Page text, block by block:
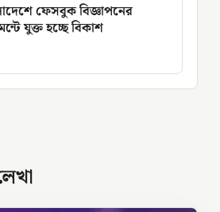
ফেসবুক বিজ্ঞাপনের
যুক্ত হচ্ছে বিকাশ